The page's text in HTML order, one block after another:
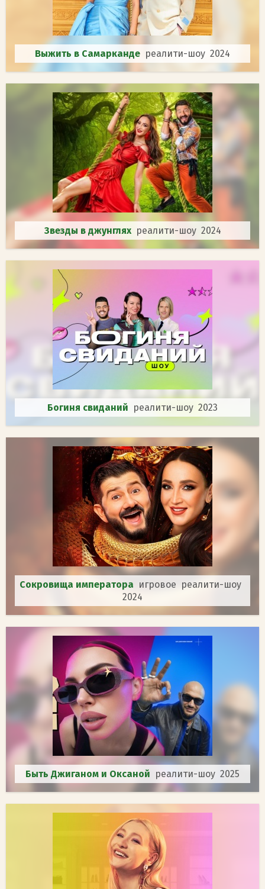
Выжить в Самарканде реалити-шоу 2024
Звезды в джунглях реалити-шоу 2024
Богиня свиданий реалити-шоу 2023
Сокровища императора игровое реалити-шоу
2024
Быть Джиганом и Оксаной реалити-шоу 2025